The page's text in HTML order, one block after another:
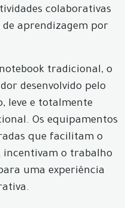
colaborativas
aprendizagem por
tradicional, o
desenvolvido pelo
leve e totalmente
Os equipamentos
que facilitam o
incentivam o trabalho
uma experiência